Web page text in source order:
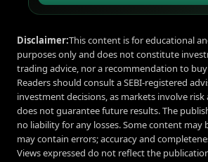
Disclaimer:This content is for educational
purposes only and does not constitute
trading advice, nor a recommendation to
Readers should consult a SEBI-registered
investment decisions, as markets involve
does not guarantee future results. The
no liability for any losses. Some content may
may contain errors; accuracy and
Views expressed do not reflect the